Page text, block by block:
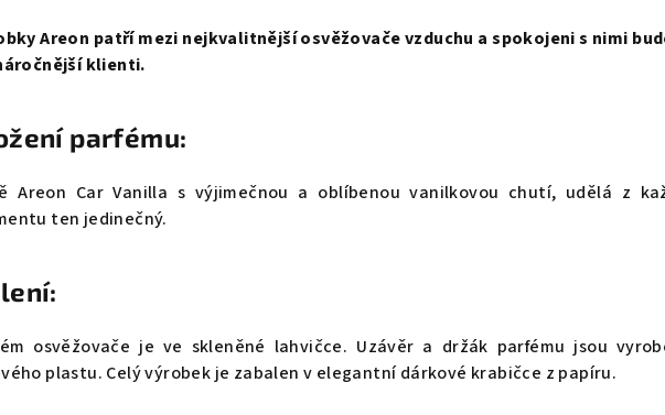
Areon patří mezi nejkvalitnější osvěžovače vzduchu a spokojeni s nimi
klienti.
parfému:
Areon Car Vanilla s výjimečnou a oblíbenou vanilkovou chutí, udělá z
ten jedinečný.
osvěžovače je ve skleněné lahvičce. Uzávěr a držák parfému jsou
plastu. Celý výrobek je zabalen v elegantní dárkové krabičce z papíru.